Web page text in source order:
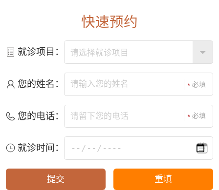
快速预约
就诊项目：
您的姓名：
您的电话：
就诊时间：